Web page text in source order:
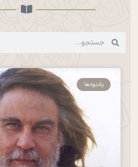
یادبودها